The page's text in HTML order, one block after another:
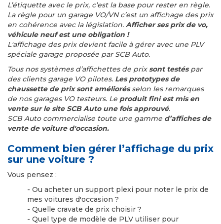
L’étiquette avec le prix, c’est la base pour rester en règle.
La règle pour un garage VO/VN c’est un affichage des prix
en cohérence avec la législation. Afficher ses prix de vo,
véhicule neuf est une obligation !
L'affichage des prix devient facile à gérer avec une PLV
spéciale garage proposée par SCB Auto.
Tous nos systèmes d’affichettes de prixsont testéspar
des clients garage VO pilotes. Les prototypes de
chaussette de prix sont améliorésselon les remarques
de nos garages VO testeurs. Le produit fini est mis en
vente sur le site SCB Auto une fois approuvé.
SCB Auto commercialise toute une gamme d’affiches de
vente de voiture d'occasion.
Comment bien gérer l’affichage du prix
sur une voiture ?
Vous pensez :
- Ou acheter un support plexi pour noter le prix de
mes voitures d'occasion ?
- Quelle cravate de prix choisir ?
- Quel type de modèle de PLV utiliser pour